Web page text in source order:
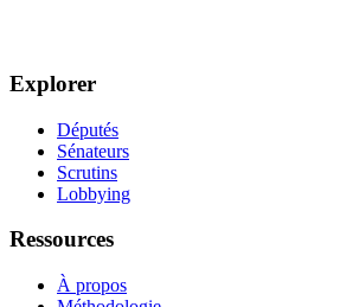
Explorer
Députés
Sénateurs
Scrutins
Lobbying
Ressources
À propos